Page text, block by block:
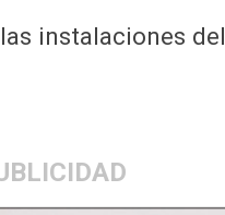
instalaciones del